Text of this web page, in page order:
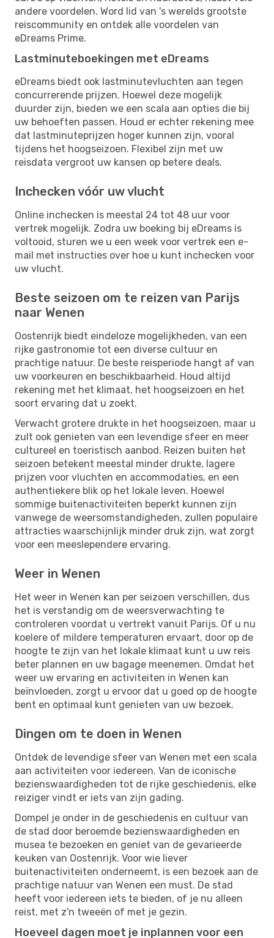
andere voordelen. Word lid van 's werelds grootste
reiscommunity en ontdek alle voordelen van
eDreams Prime.
Lastminuteboekingen met eDreams
eDreams biedt ook lastminutevluchten aan tegen
concurrerende prijzen. Hoewel deze mogelijk
duurder zijn, bieden we een scala aan opties die bij
uw behoeften passen. Houd er echter rekening mee
dat lastminuteprijzen hoger kunnen zijn, vooral
tijdens het hoogseizoen. Flexibel zijn met uw
reisdata vergroot uw kansen op betere deals.
Inchecken vóór uw vlucht
Online inchecken is meestal 24 tot 48 uur voor
vertrek mogelijk. Zodra uw boeking bij eDreams is
voltooid, sturen we u een week voor vertrek een e-
mail met instructies over hoe u kunt inchecken voor
uw vlucht.
Beste seizoen om te reizen van Parijs
naar Wenen
Oostenrijk biedt eindeloze mogelijkheden, van een
rijke gastronomie tot een diverse cultuur en
prachtige natuur. De beste reisperiode hangt af van
uw voorkeuren en beschikbaarheid. Houd altijd
rekening met het klimaat, het hoogseizoen en het
soort ervaring dat u zoekt.
Verwacht grotere drukte in het hoogseizoen, maar u
zult ook genieten van een levendige sfeer en meer
cultureel en toeristisch aanbod. Reizen buiten het
seizoen betekent meestal minder drukte, lagere
prijzen voor vluchten en accommodaties, en een
authentiekere blik op het lokale leven. Hoewel
sommige buitenactiviteiten beperkt kunnen zijn
vanwege de weersomstandigheden, zullen populaire
attracties waarschijnlijk minder druk zijn, wat zorgt
voor een meeslependere ervaring.
Weer in Wenen
Het weer in Wenen kan per seizoen verschillen, dus
het is verstandig om de weersverwachting te
controleren voordat u vertrekt vanuit Parijs. Of u nu
koelere of mildere temperaturen ervaart, door op de
hoogte te zijn van het lokale klimaat kunt u uw reis
beter plannen en uw bagage meenemen. Omdat het
weer uw ervaring en activiteiten in Wenen kan
beïnvloeden, zorgt u ervoor dat u goed op de hoogte
bent en optimaal kunt genieten van uw bezoek.
Dingen om te doen in Wenen
Ontdek de levendige sfeer van Wenen met een scala
aan activiteiten voor iedereen. Van de iconische
bezienswaardigheden tot de rijke geschiedenis, elke
reiziger vindt er iets van zijn gading.
Dompel je onder in de geschiedenis en cultuur van
de stad door beroemde bezienswaardigheden en
musea te bezoeken en geniet van de gevarieerde
keuken van Oostenrijk. Voor wie liever
buitenactiviteiten onderneemt, is een bezoek aan de
prachtige natuur van Wenen een must. De stad
heeft voor iedereen iets te bieden, of je nu alleen
reist, met z'n tweeën of met je gezin.
Hoeveel dagen moet je inplannen voor een